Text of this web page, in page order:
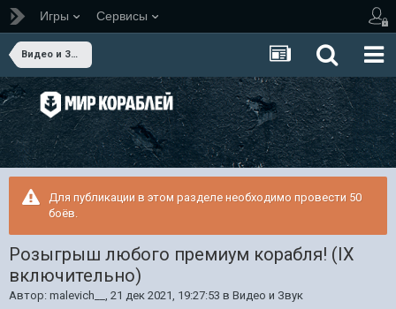
Игры Сервисы
Видео и Звук
Для публикации в этом разделе необходимо провести 50
боёв.
Розыгрыш любого премиум корабля! (IX
включительно)
Автор: malevich__ , 21 дек 2021, 19:27:53 в Видео и Звук